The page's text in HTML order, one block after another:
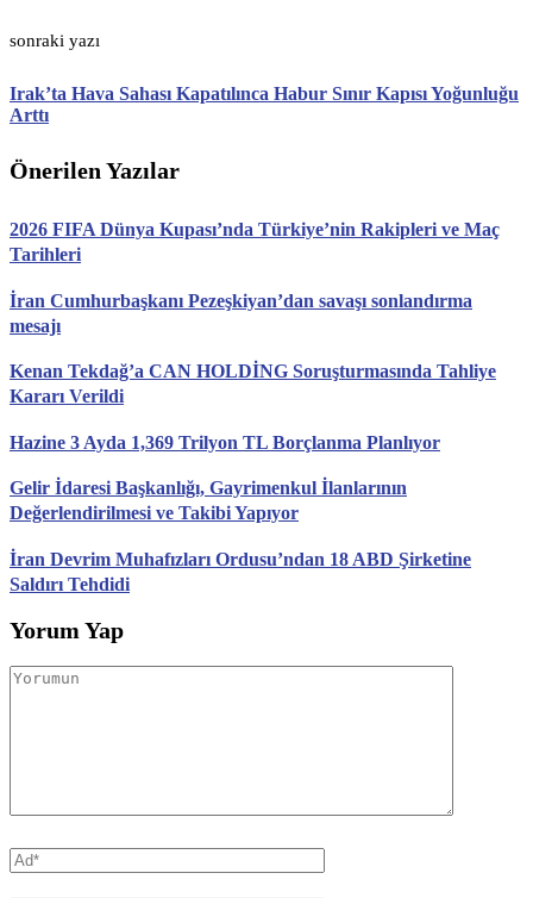
sonraki yazı
Irak’ta Hava Sahası Kapatılınca Habur Sınır Kapısı Yoğunluğu
Arttı
Önerilen Yazılar
2026 FIFA Dünya Kupası’nda Türkiye’nin Rakipleri ve Maç
Tarihleri
İran Cumhurbaşkanı Pezeşkiyan’dan savaşı sonlandırma
mesajı
Kenan Tekdağ’a CAN HOLDİNG Soruşturmasında Tahliye
Kararı Verildi
Hazine 3 Ayda 1,369 Trilyon TL Borçlanma Planlıyor
Gelir İdaresi Başkanlığı, Gayrimenkul İlanlarının
Değerlendirilmesi ve Takibi Yapıyor
İran Devrim Muhafızları Ordusu’ndan 18 ABD Şirketine
Saldırı Tehdidi
Yorum Yap